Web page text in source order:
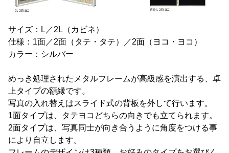
サイズ：L／2L（カビネ）
仕様：1面／2面（タテ・タテ）／2面（ヨコ・ヨコ）
カラー：シルバー
めっき処理されたメタルフレームが高級感を演出する、卓
上タイプの額縁です。
写真の入れ替えはスライド式の背板を外して行います。
1面タイプは、タテヨコどちらの向きでも立てられます。
2面タイプは、写真同士が向き合うように角度をつける事
により自立します。